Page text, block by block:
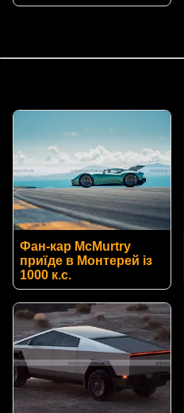
Фан-кар McMurtry
приїде в Монтерей із
1000 к.с.